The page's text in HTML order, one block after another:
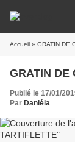
Accueil » GRATIN DE
GRATIN DE
Publié le 17/01/
Par Daniéla